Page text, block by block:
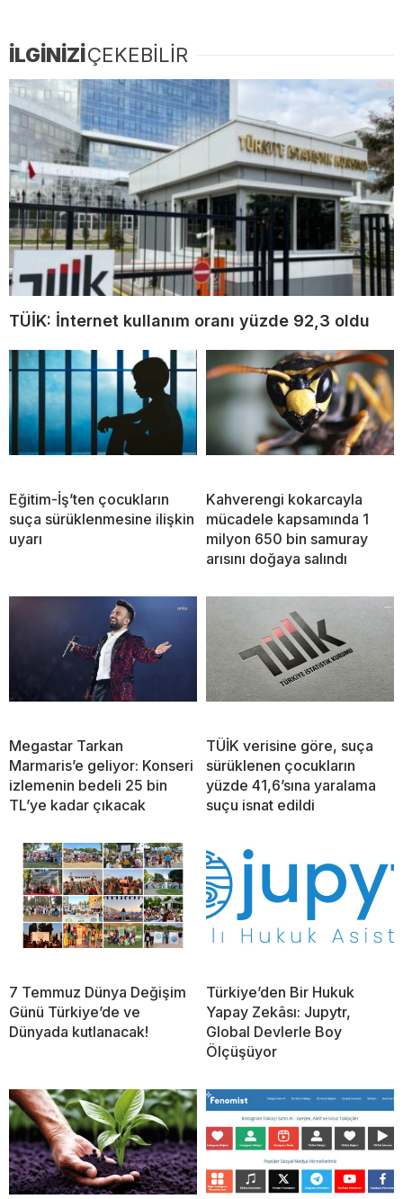
İLGİNİZİÇEKEBİLİR
TÜİK: İnternet kullanım oranı yüzde 92,3 oldu
Eğitim-İş’ten çocukların
suça sürüklenmesine ilişkin
uyarı
Kahverengi kokarcayla
mücadele kapsamında 1
milyon 650 bin samuray
arısını doğaya salındı
Megastar Tarkan
Marmaris’e geliyor: Konseri
izlemenin bedeli 25 bin
TL’ye kadar çıkacak
TÜİK verisine göre, suça
sürüklenen çocukların
yüzde 41,6’sına yaralama
suçu isnat edildi
7 Temmuz Dünya Değişim
Günü Türkiye’de ve
Dünyada kutlanacak!
Türkiye’den Bir Hukuk
Yapay Zekâsı: Jupytr,
Global Devlerle Boy
Ölçüşüyor